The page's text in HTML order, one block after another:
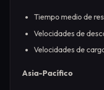
Tiempo medio de
Velocidades de
Velocidades de
Asia-Pacífico